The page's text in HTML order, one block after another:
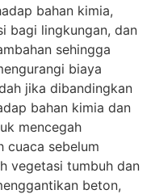
bahan kimia,
bagi lingkungan, dan
sehingga
biaya
jika dibandingkan
bahan kimia dan
mencegah
cuaca sebelum
vegetasi tumbuh dan
beton,